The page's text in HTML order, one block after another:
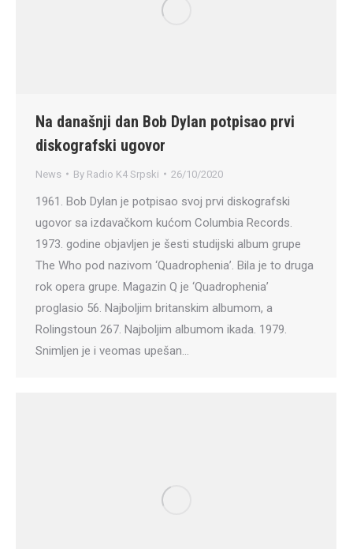
Na današnji dan Bob Dylan potpisao prvi
diskografski ugovor
News By Radio K4 Srpski 26/10/2020
1961. Bob Dylan je potpisao svoj prvi diskografski
ugovor sa izdavačkom kućom Columbia Records.
1973. godine objavljen je šesti studijski album grupe
The Who pod nazivom ‘Quadrophenia’. Bila je to druga
rok opera grupe. Magazin Q je ‘Quadrophenia’
proglasio 56. Najboljim britanskim albumom, a
Rolingstoun 267. Najboljim albumom ikada. 1979.
Snimljen je i veomas upešan…